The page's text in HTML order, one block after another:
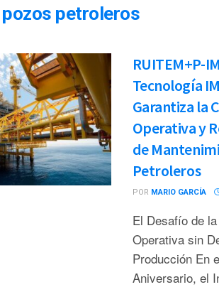
pozos petroleros
RUITEM+P-
Tecnología
Garantiza la
Operativa y
de
Petroleros
POR MARIO GARCÍA
El Desafío de
Operativa sin
Producción En
Aniversario, el